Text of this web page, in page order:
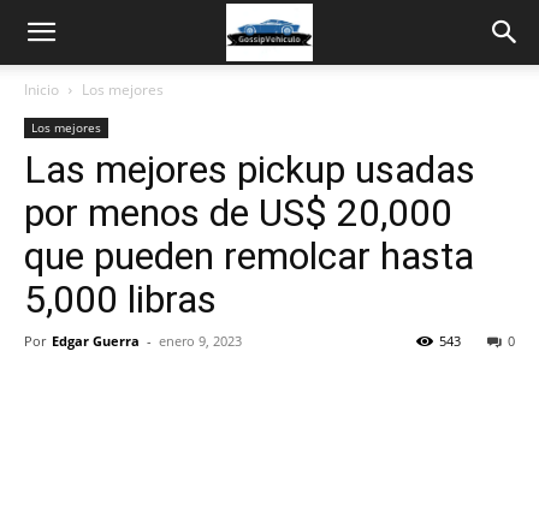
Inicio Los mejores
Los mejores
Las mejores pickup usadas
por menos de US$ 20,000
que pueden remolcar hasta
5,000 libras
Por Edgar Guerra - enero 9, 2023 0
543